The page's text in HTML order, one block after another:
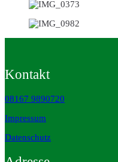
Kontakt
08167 9890720
Impressum
Datenschutz